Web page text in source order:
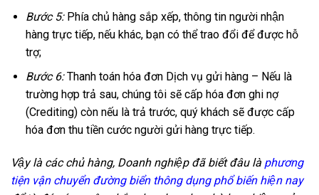
Bước 5:Phía chủ hàng sắp xếp, thông tin người nhận
hàng trực tiếp, nếu khác, bạn có thể trao đổi để được hỗ
trợ;
Bước 6:Thanh toán hóa đơn Dịch vụ gửi hàng – Nếu là
trường hợp trả sau, chúng tôi sẽ cấp hóa đơn ghi nợ
(Crediting) còn nếu là trả trước, quý khách sẽ được cấp
hóa đơn thu tiền cước người gửi hàng trực tiếp.
Vậy là các chủ hàng, Doanh nghiệp đã biết đâu là phương
tiện vận chuyển đường biển thông dụng phổ biến hiện nay